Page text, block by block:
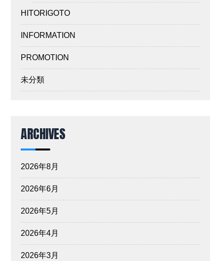
HITORIGOTO
INFORMATION
PROMOTION
未分類
ARCHIVES
2026年8月
2026年6月
2026年5月
2026年4月
2026年3月